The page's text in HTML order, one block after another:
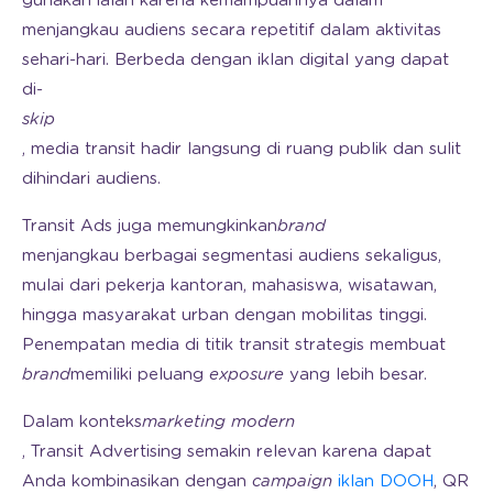
menjangkau audiens secara repetitif dalam aktivitas
sehari-hari. Berbeda dengan iklan digital yang dapat
di-
skip
, media transit hadir langsung di ruang publik dan sulit
dihindari audiens.
Transit Ads juga memungkinkanbrand
menjangkau berbagai segmentasi audiens sekaligus,
mulai dari pekerja kantoran, mahasiswa, wisatawan,
hingga masyarakat urban dengan mobilitas tinggi.
Penempatan media di titik transit strategis membuat
brandmemiliki peluang exposure yang lebih besar.
Dalam konteksmarketing modern
, Transit Advertising semakin relevan karena dapat
Anda kombinasikan dengan campaign iklan DOOH , QR